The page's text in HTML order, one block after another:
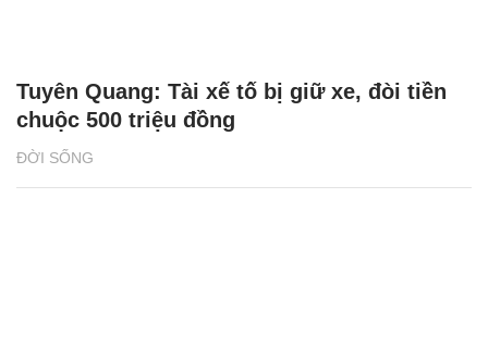
ĐỜI SỐNG
Tuyên Quang: Tài xế tố bị giữ xe, đòi tiền
chuộc 500 triệu đồng